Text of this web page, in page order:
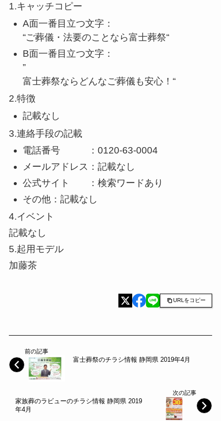
1.キャッチコピー
A面一番目立つ文字：
“ご葬儀・法要のことなら富士葬祭“
B面一番目立つ文字：
”
富士葬祭ならどんなご葬儀も安心！“
2.特徴
記載なし
3.連絡手段の記載
電話番号 ：0120-63-0004
メールアドレス：記載なし
公式サイト ：検索ワードあり
その他：記載なし
4.イベント
記載なし
5.起用モデル
加藤茶
URLをコピー
前の記事
富士葬祭のチラシ情報 静岡県 2019年4月
次の記事
家族葬のラビューのチラシ情報 静岡県 2019
年4月